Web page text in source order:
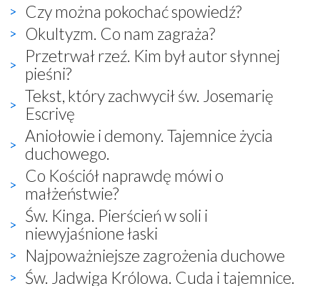
Czy można pokochać spowiedź?
Okultyzm. Co nam zagraża?
Przetrwał rzeź. Kim był autor słynnej
pieśni?
Tekst, który zachwycił św. Josemarię
Escrivę
Aniołowie i demony. Tajemnice życia
duchowego.
Co Kościół naprawdę mówi o
małżeństwie?
Św. Kinga. Pierścień w soli i
niewyjaśnione łaski
Najpoważniejsze zagrożenia duchowe
Św. Jadwiga Królowa. Cuda i tajemnice.